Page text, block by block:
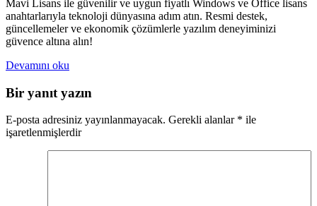
Mavi Lisans ile güvenilir ve uygun fiyatlı Windows ve Office lisans
anahtarlarıyla teknoloji dünyasına adım atın. Resmi destek,
güncellemeler ve ekonomik çözümlerle yazılım deneyiminizi
güvence altına alın!
Devamını oku
Bir yanıt yazın
E-posta adresiniz yayınlanmayacak. Gerekli alanlar * ile
işaretlenmişlerdir